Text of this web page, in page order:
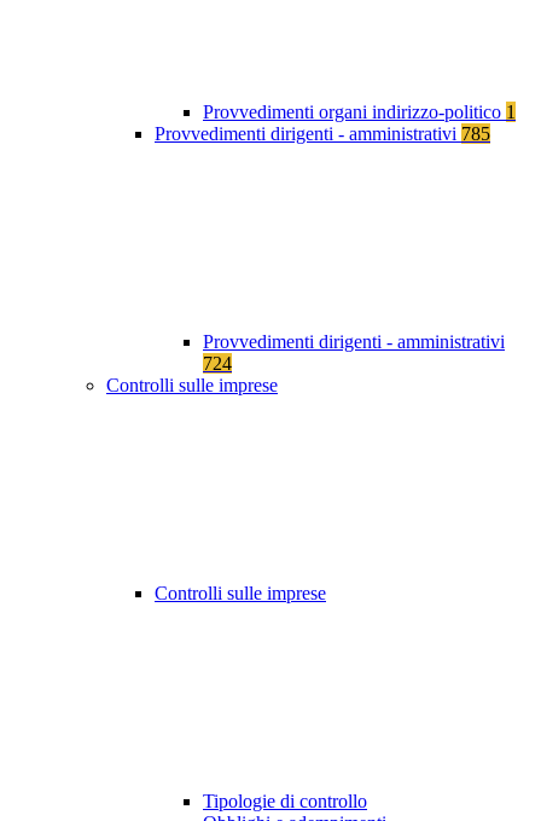
Provvedimenti organi indirizzo-politico 1
Provvedimenti dirigenti - amministrativi 785
Provvedimenti dirigenti - amministrativi
724
Controlli sulle imprese
Controlli sulle imprese
Tipologie di controllo